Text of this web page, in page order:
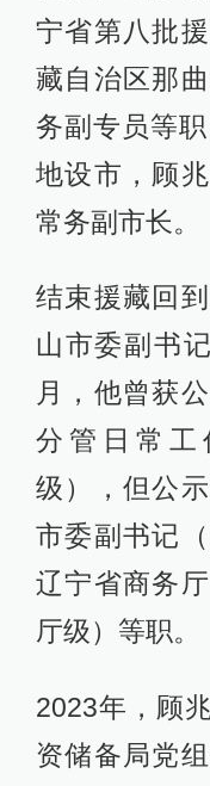
宁省第八批
藏自治区那
务副专员等
地设市，顾
常务副市长。
结束援藏回
山市委副书
月，他曾获
分管日常工
级），但公
市委副书记
辽宁省商务
厅级）等职。
2023年，顾
资储备局党